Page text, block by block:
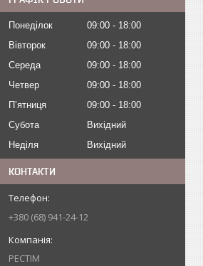
Понеділок 09:00
18:00
Вівторок
09:00
18:00
Середа
09:00
18:00
Четвер
09:00
18:00
Пʼятниця
09:00
18:00
Субота
Вихідний
Неділя
Вихідний
КОНТАКТИ
+380 (68) 941-24-12
РЕСТІМ